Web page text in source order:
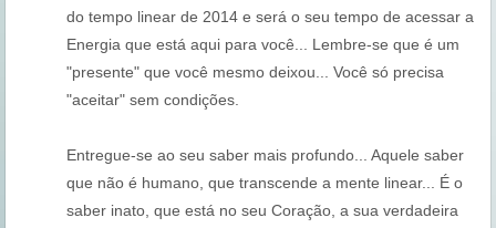
do tempo linear de 2014 e será o seu tempo de acessar a
Energia que está aqui para você... Lembre-se que é um
"presente" que você mesmo deixou... Você só precisa
"aceitar" sem condições.
Entregue-se ao seu saber mais profundo... Aquele saber
que não é humano, que transcende a mente linear... É o
saber inato, que está no seu Coração, a sua verdadeira